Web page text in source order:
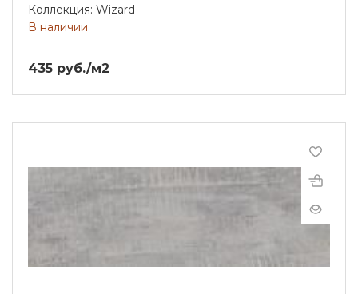
Коллекция: Wizard
В наличии
435 руб./м2